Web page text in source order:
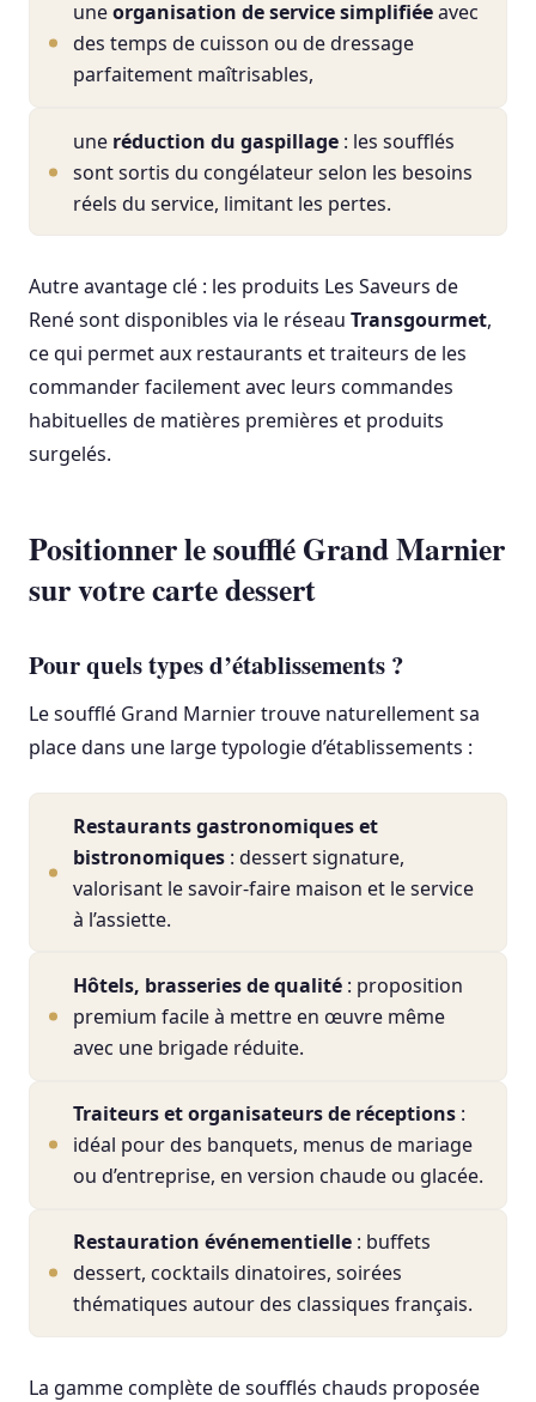
uneorganisation de service simplifiéeavec
des temps de cuisson ou de dressage
parfaitement maîtrisables,
une réduction du gaspillage : les soufflés
sont sortis du congélateur selon les besoins
réels du service, limitant les pertes.
Autre avantage clé : les produits Les Saveurs de
René sont disponibles via le réseau Transgourmet,
ce qui permet aux restaurants et traiteurs de les
commander facilement avec leurs commandes
habituelles de matières premières et produits
surgelés.
Positionner le soufflé Grand Marnier
sur votre carte dessert
Pour quels types d’établissements ?
Le soufflé Grand Marnier trouve naturellement sa
place dans une large typologie d’établissements :
Restaurants gastronomiques et
bistronomiques : dessert signature,
valorisant le savoir-faire maison et le service
à l’assiette.
Hôtels, brasseries de qualité : proposition
premium facile à mettre en œuvre même
avec une brigade réduite.
Traiteurs et organisateurs de réceptions :
idéal pour des banquets, menus de mariage
ou d’entreprise, en version chaude ou glacée.
Restauration événementielle : buffets
dessert, cocktails dinatoires, soirées
thématiques autour des classiques français.
La gamme complète de soufflés chauds proposée